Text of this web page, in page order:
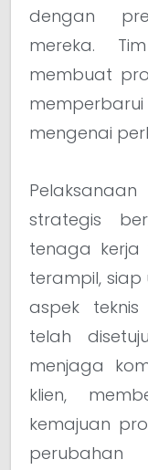
dengan
mereka.
membuat
mengenai
strategis
tenaga
terampil, siap
aspek
telah
menjaga
klien,
kemajuan
perubahan